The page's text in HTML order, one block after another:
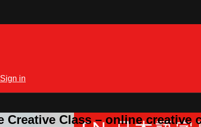
Sign in
Creative Class – online creative